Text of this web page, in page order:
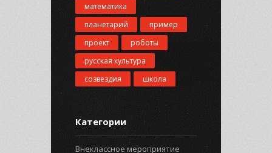
математика
планетарий
пример
проект
роботы
русская культура
созвездия
школа
Категории
Внеклассное мероприятие